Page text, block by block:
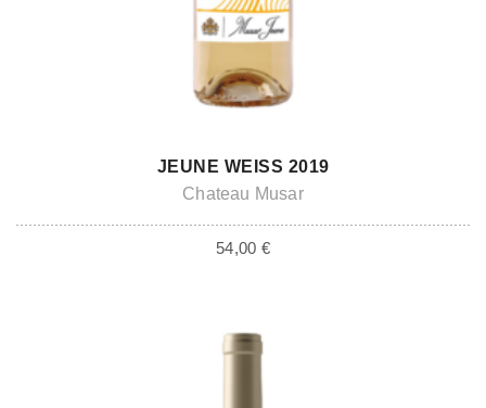
ADD TO CART
JEUNE WEISS 2019
Chateau Musar
54,00 €